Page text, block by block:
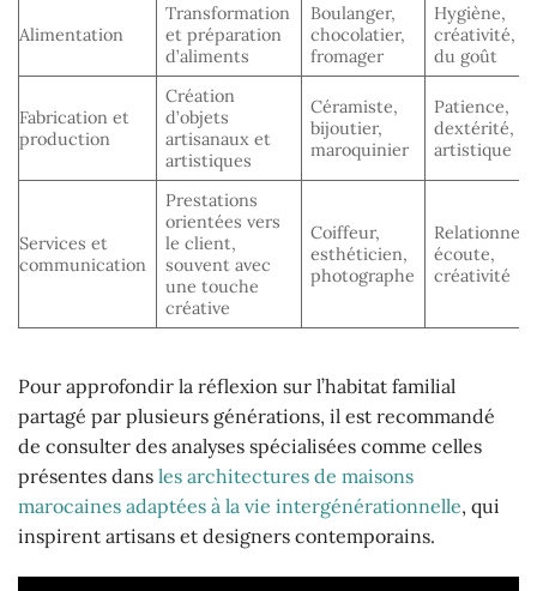
Alimentation
Transformation
et préparation
d’aliments
Boulanger,
chocolatier,
fromager
Hygiène,
créativité,
du goût
Fabrication et
production
Création
d’objets
artisanaux et
artistiques
Céramiste,
bijoutier,
maroquinier
Patience,
dextérité,
artistique
Services et
communication
Prestations
orientées vers
le client,
souvent avec
une touche
créative
Coiffeur,
esthéticien,
photographe
Relationnel,
écoute,
créativité
Pour approfondir la réflexion sur l’habitat familial
partagé par plusieurs générations, il est recommandé
de consulter des analyses spécialisées comme celles
présentes dans les architectures de maisons
marocaines adaptées à la vie intergénérationnelle, qui
inspirent artisans et designers contemporains.